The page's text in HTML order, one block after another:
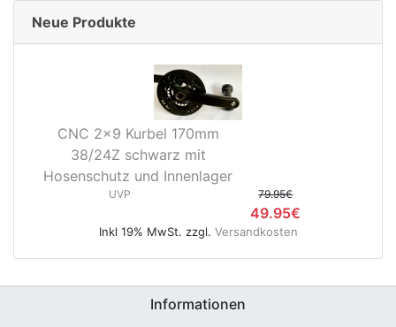
Neue Produkte
CNC 2x9 Kurbel 170mm
38/24Z schwarz mit
Hosenschutz und Innenlager
UVP 79.95€
49.95€
Inkl 19% MwSt. zzgl. Versandkosten
Informationen